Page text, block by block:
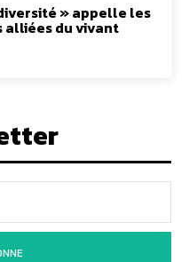
» appelle les
alliées du vivant